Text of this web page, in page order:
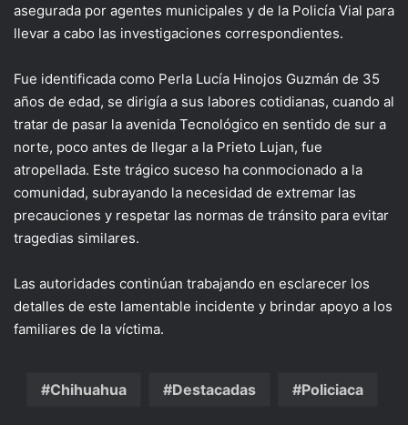
asegurada por agentes municipales y de la Policía Vial para
llevar a cabo las investigaciones correspondientes.
Fue identificada como Perla Lucía Hinojos Guzmán de 35
años de edad, se dirigía a sus labores cotidianas, cuando al
tratar de pasar la avenida Tecnológico en sentido de sur a
norte, poco antes de llegar a la Prieto Lujan, fue
atropellada. Este trágico suceso ha conmocionado a la
comunidad, subrayando la necesidad de extremar las
precauciones y respetar las normas de tránsito para evitar
tragedias similares.
Las autoridades continúan trabajando en esclarecer los
detalles de este lamentable incidente y brindar apoyo a los
familiares de la víctima.
Chihuahua Destacadas Policiaca